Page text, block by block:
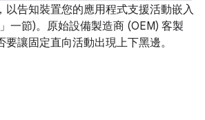
以告知裝置您的應用程式支援活動嵌入
」一節)。原始設備製造商 (OEM) 客製
讓固定直向活動出現上下黑邊。